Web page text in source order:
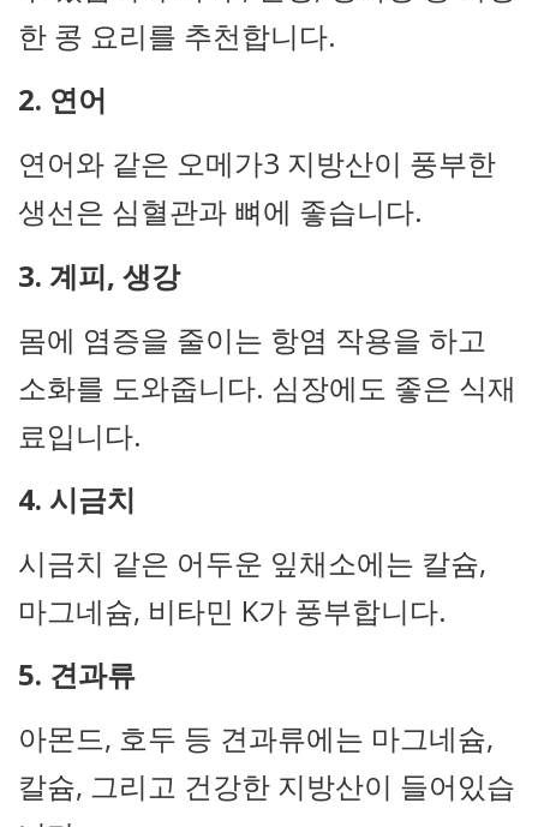
한 콩 요리를 추천합니다.
2. 연어
연어와 같은 오메가3 지방산이 풍부한
생선은 심혈관과 뼈에 좋습니다.
3. 계피, 생강
몸에 염증을 줄이는 항염 작용을 하고
소화를 도와줍니다. 심장에도 좋은 식재
료입니다.
4. 시금치
시금치 같은 어두운 잎채소에는 칼슘,
마그네슘, 비타민 K가 풍부합니다.
5. 견과류
아몬드, 호두 등 견과류에는 마그네슘,
칼슘, 그리고 건강한 지방산이 들어있습